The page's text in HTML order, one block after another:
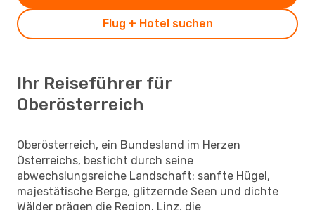
Flug + Hotel suchen
Ihr Reiseführer für
Oberösterreich
Oberösterreich, ein Bundesland im Herzen
Österreichs, besticht durch seine
abwechslungsreiche Landschaft: sanfte Hügel,
majestätische Berge, glitzernde Seen und dichte
Wälder prägen die Region. Linz, die